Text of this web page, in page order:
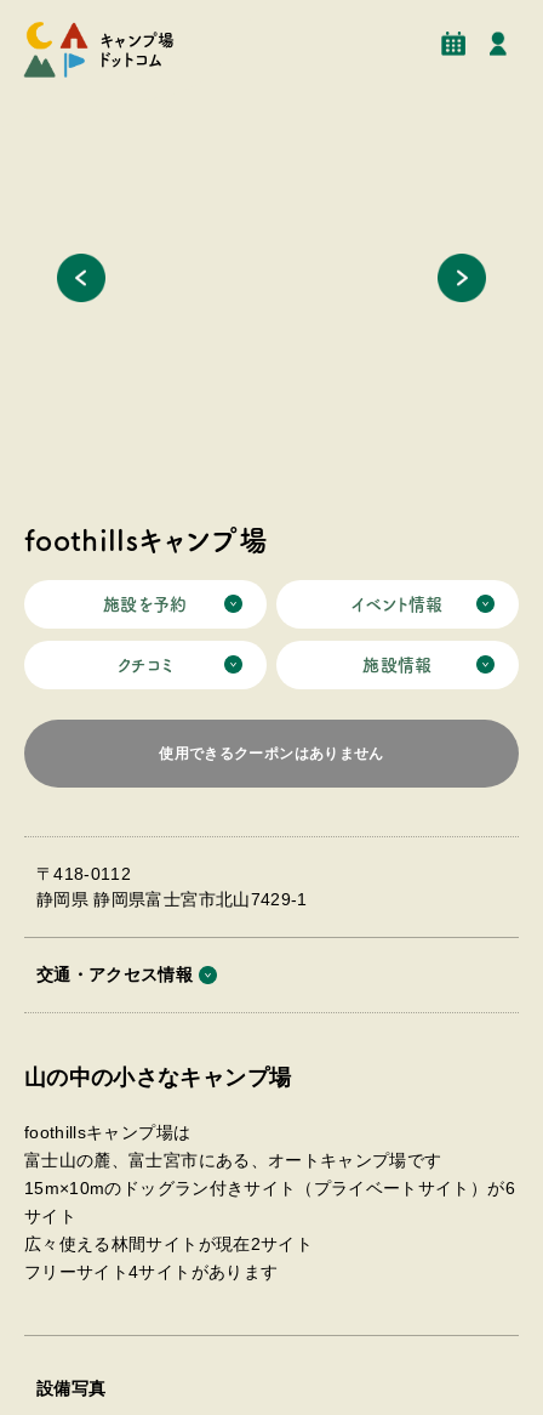
キャンプ場
ドットコム
予約 施設情報
foothillsキャンプ場
施設を予約 イベント情報
クチコミ 施設情報
使用できるクーポンはありません
〒418-0112
静岡県 静岡県富士宮市北山7429-1
交通・アクセス情報
山の中の小さなキャンプ場
foothillsキャンプ場は
富士山の麓、富士宮市にある、オートキャンプ場です
15m×10mのドッグラン付きサイト（プライベートサイト）が6
サイト
広々使える林間サイトが現在2サイト
フリーサイト4サイトがあります
設備写真